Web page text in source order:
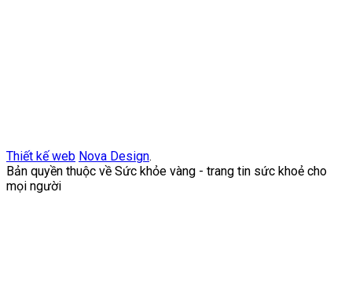
Thiết kế web Nova Design.
Bản quyền thuộc về Sức khỏe vàng - trang tin sức khoẻ cho
mọi người